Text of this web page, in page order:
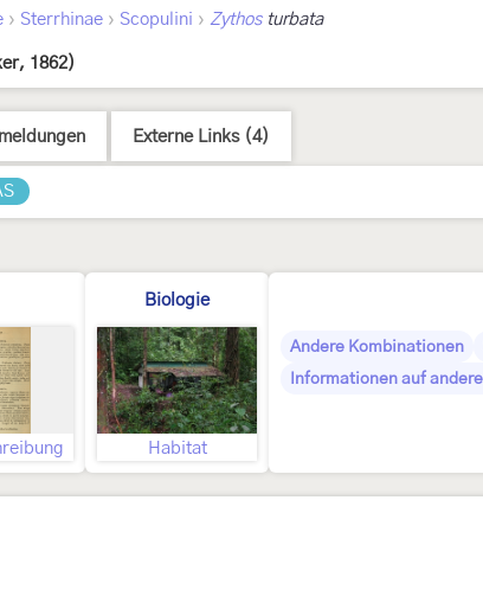
› Sterrhinae › Scopulini › Zythosturbata
1862)
Externe Links (4)
Biologie
Habitat
Andere Kombinationen
Informationen auf